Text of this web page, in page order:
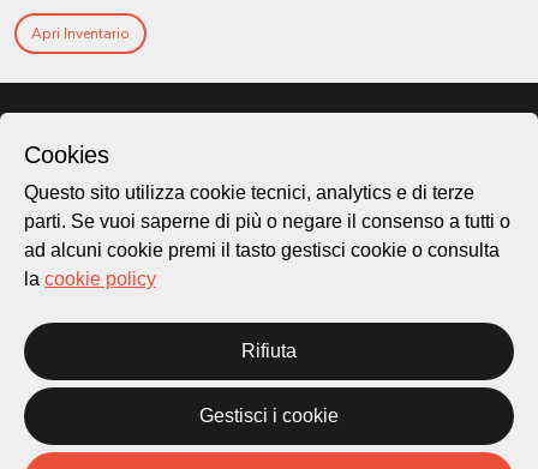
Apri Inventario
Città di Lugano
Cultura
Piazza Carlo Cattaneo 1
Cookies
Questo sito utilizza cookie tecnici, analytics e di terze
parti. Se vuoi saperne di più o negare il consenso a tutti o
ad alcuni cookie premi il tasto gestisci cookie o consulta
la cookie policy
Rifiuta
Gestisci i cookie